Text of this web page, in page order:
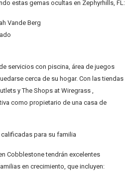
estas gemas ocultas en Zephyrhills, FL:
Vande Berg
servicios con piscina, área de juegos
cerca de su hogar. Con las tiendas
y The Shops at Wiregrass ,
como propietario de una casa de
para su familia
Cobblestone tendrán excelentes
en crecimiento, que incluyen: